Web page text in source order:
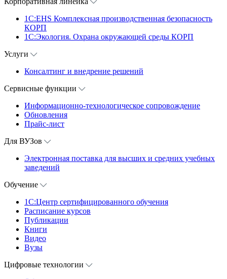
1С:EHS Комплексная производственная безопасность
КОРП
1С:Экология. Охрана окружающей среды КОРП
Услуги
Консалтинг и внедрение решений
Сервисные функции
Информационно-технологическое сопровождение
Обновления
Прайс-лист
Для ВУЗов
Электронная поставка для высших и средних учебных
заведений
Обучение
1С:Центр сертифицированного обучения
Расписание курсов
Публикации
Книги
Видео
Вузы
Цифровые технологии